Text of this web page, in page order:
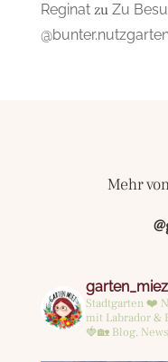
Reginatzu Zu
Mehr
garten_miez
Stadtgarten ❤️
mit Labrador &
🍓🏡Blog,